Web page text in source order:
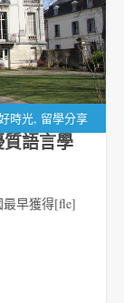
時光, 留學分享
質語言學
最早獲得[fle]